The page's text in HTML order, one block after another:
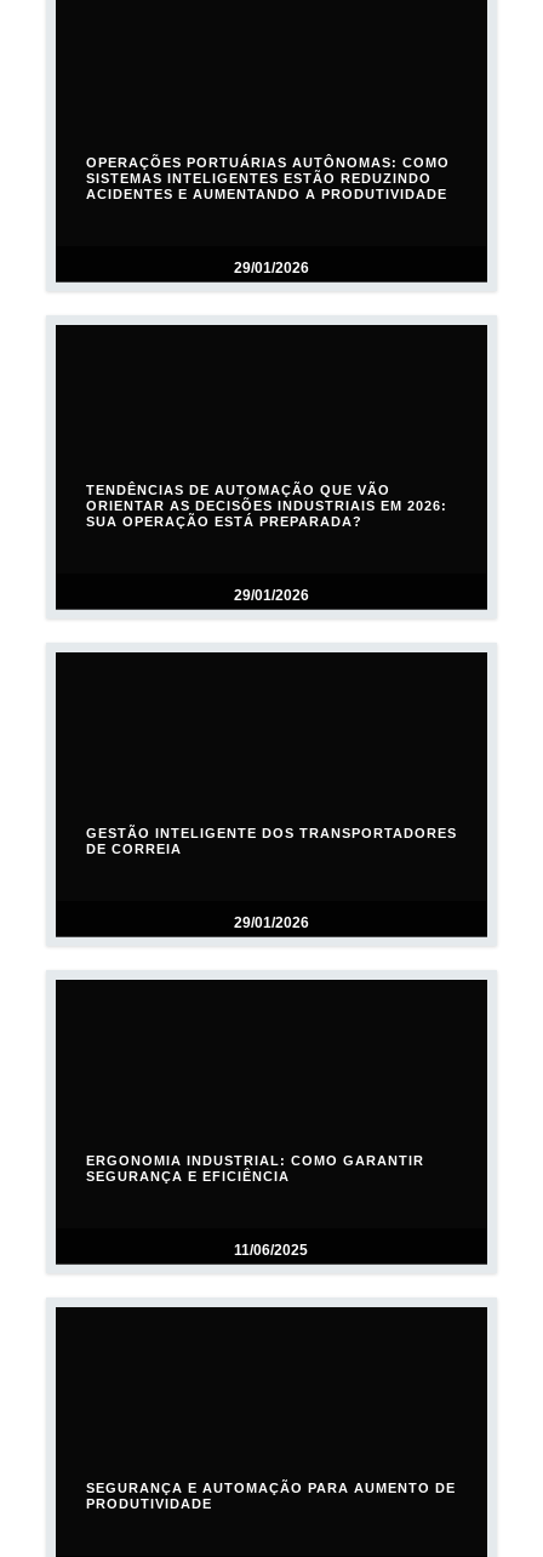
29/01/2026
OPERAÇÕES PORTUÁRIAS AUTÔNOMAS: COMO
SISTEMAS INTELIGENTES ESTÃO REDUZINDO
ACIDENTES E AUMENTANDO A PRODUTIVIDADE
29/01/2026
TENDÊNCIAS DE AUTOMAÇÃO QUE VÃO
ORIENTAR AS DECISÕES INDUSTRIAIS EM 2026:
SUA OPERAÇÃO ESTÁ PREPARADA?
29/01/2026
GESTÃO INTELIGENTE DOS TRANSPORTADORES
DE CORREIA
11/06/2025
ERGONOMIA INDUSTRIAL: COMO GARANTIR
SEGURANÇA E EFICIÊNCIA
SEGURANÇA E AUTOMAÇÃO PARA AUMENTO DE
PRODUTIVIDADE